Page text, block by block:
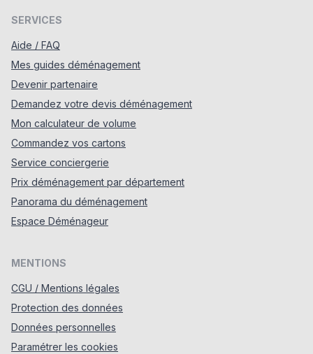
SERVICES
Aide / FAQ
Mes guides déménagement
Devenir partenaire
Demandez votre devis déménagement
Mon calculateur de volume
Commandez vos cartons
Service conciergerie
Prix déménagement par département
Panorama du déménagement
Espace Déménageur
MENTIONS
CGU / Mentions légales
Protection des données
Données personnelles
Paramétrer les cookies